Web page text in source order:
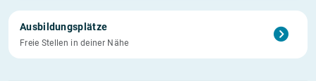
Ausbildungsplätze
Freie Stellen in deiner Nähe